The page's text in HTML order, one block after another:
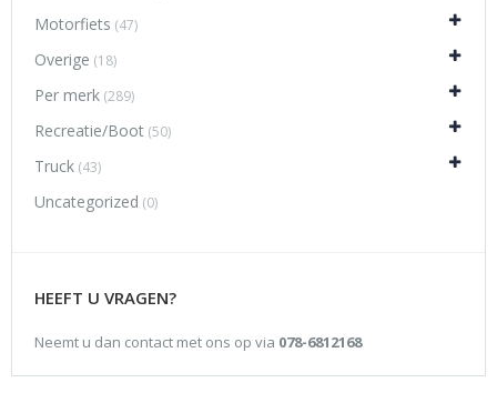
Motorfiets (47)
Overige (18)
Per merk (289)
Recreatie/Boot (50)
Truck (43)
Uncategorized (0)
HEEFT U VRAGEN?
Neemt u dan contact met ons op via 078-6812168